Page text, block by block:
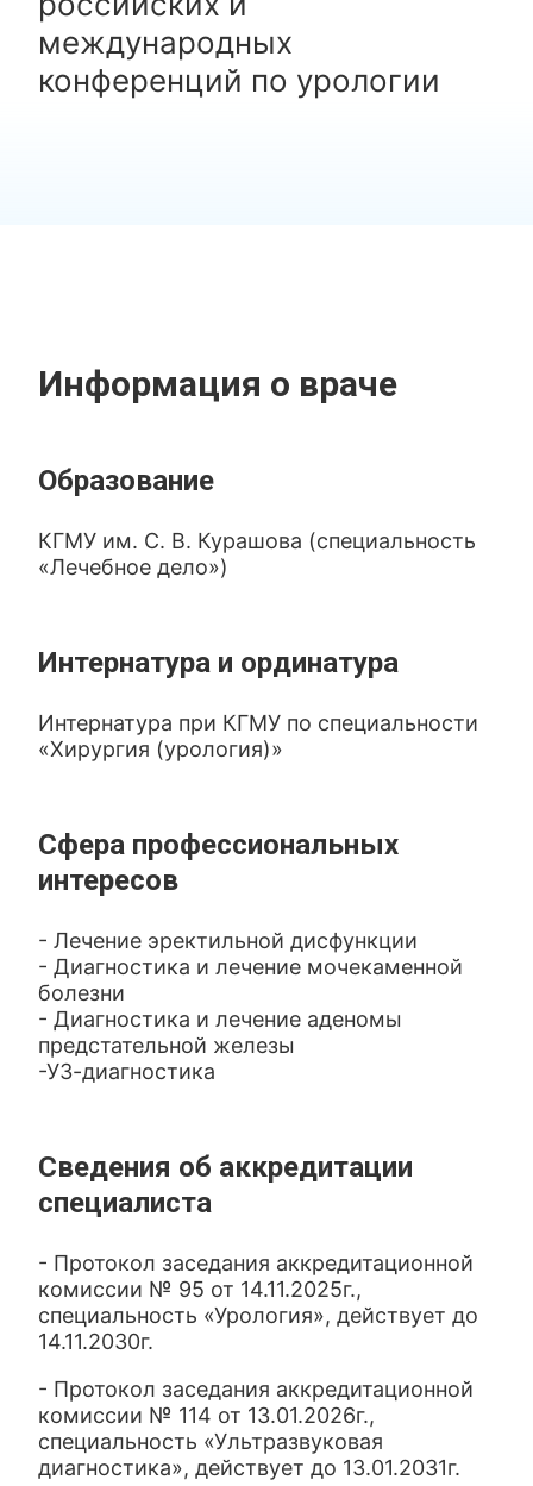
международных
конференций по урологии
Информация о враче
Образование
КГМУ им. С. В. Курашова (специальность
«Лечебное дело»)
Интернатура и ординатура
Интернатура при КГМУ по специальности
«Хирургия (урология)»
Сфера профессиональных
интересов
- Лечение эректильной дисфункции
- Диагностика и лечение мочекаменной
болезни
- Диагностика и лечение аденомы
предстательной железы
-УЗ-диагностика
Сведения об аккредитации
специалиста
- Протокол заседания аккредитационной
комиссии № 95 от 14.11.2025г.,
специальность «Урология», действует до
14.11.2030г.
- Протокол заседания аккредитационной
комиссии № 114 от 13.01.2026г.,
специальность «Ультразвуковая
диагностика», действует до 13.01.2031г.